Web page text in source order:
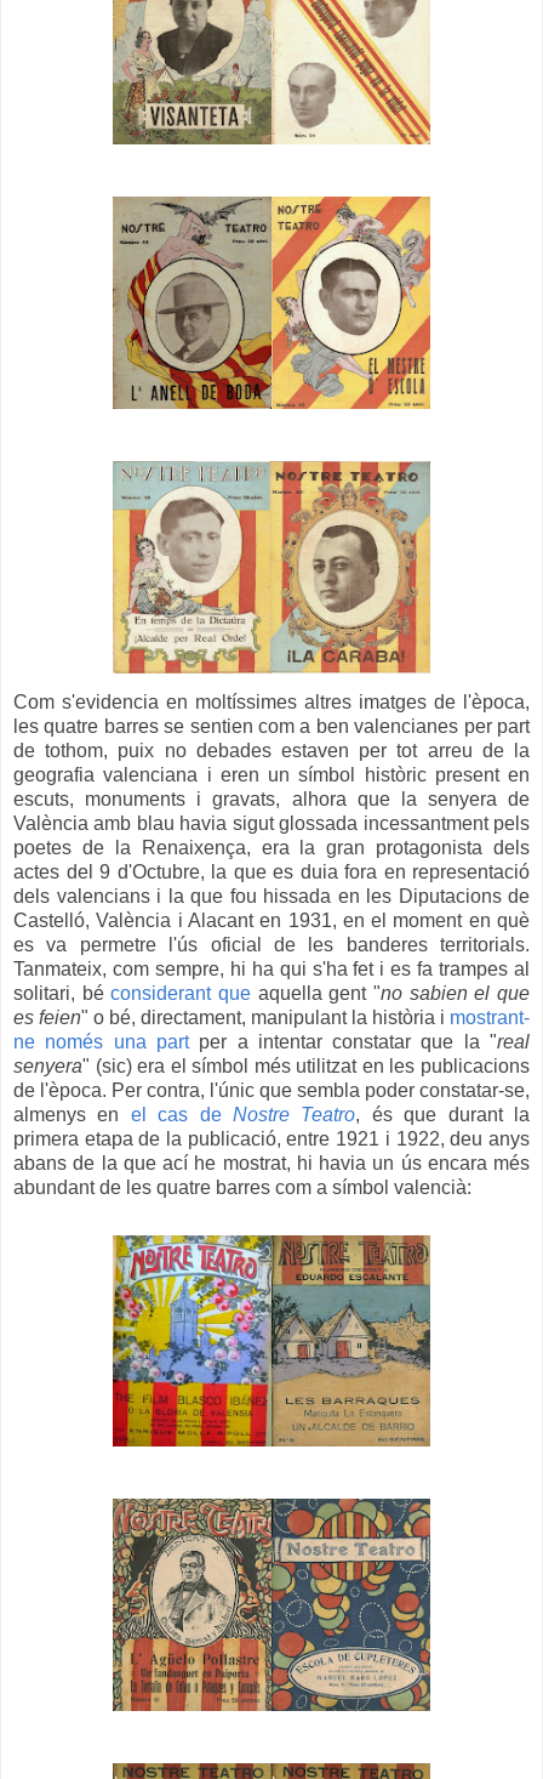
Com s'evidencia en moltíssimes altres imatges de l'època,
les quatre barres se sentien com a ben valencianes per part
de tothom, puix no debades estaven per tot arreu de la
geografia valenciana i eren un símbol històric present en
escuts, monuments i gravats, alhora que la senyera de
València amb blau havia sigut glossada incessantment pels
poetes de la Renaixença, era la gran protagonista dels
actes del 9 d'Octubre, la que es duia fora en representació
dels valencians i la que fou hissada en les Diputacions de
Castelló, València i Alacant en 1931, en el moment en què
es va permetre l'ús oficial de les banderes territorials.
Tanmateix, com sempre, hi ha qui s'ha fet i es fa trampes al
solitari, béconsiderant que aquella gent "no sabien el que
es feien" o bé, directament, manipulant la història i mostrant-
ne només una partper a intentar constatar que la "real
senyera" (sic) era el símbol més utilitzat en les publicacions
de l'època. Per contra, l'únic que sembla poder constatar-se,
almenys en el cas deNostre Teatro, és que durant la
primera etapa de la publicació, entre 1921 i 1922, deu anys
abans de la que ací he mostrat, hi havia un ús encara més
abundant de les quatre barres com a símbol valencià: